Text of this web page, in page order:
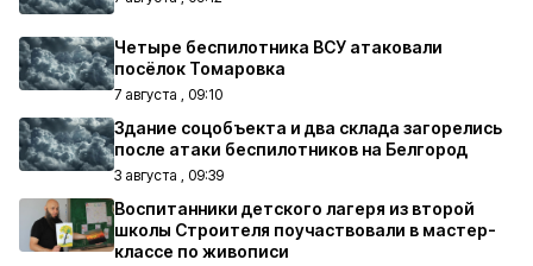
Четыре беспилотника ВСУ атаковали
посёлок Томаровка
7 августа , 09:10
Здание соцобъекта и два склада загорелись
после атаки беспилотников на Белгород
3 августа , 09:39
Воспитанники детского лагеря из второй
школы Строителя поучаствовали в мастер-
классе по живописи